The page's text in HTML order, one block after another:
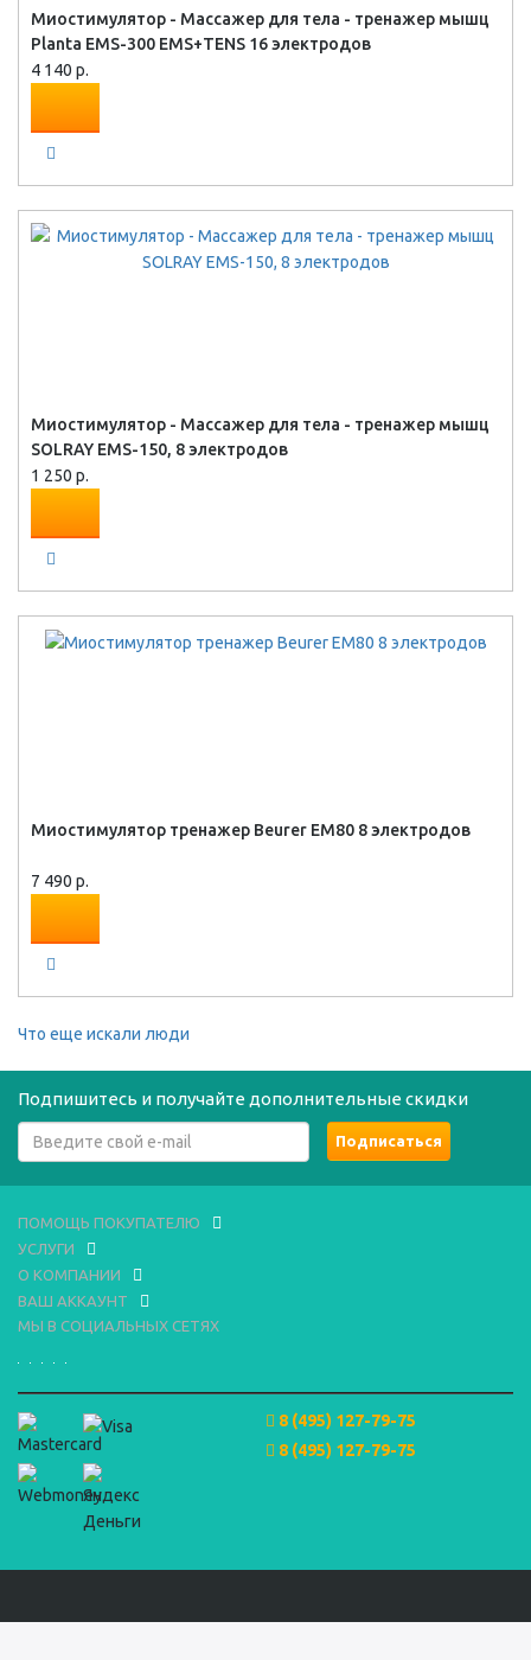
Миостимулятор - Массажер для тела - тренажер мышц
Planta EMS-300 EMS+TENS 16 электродов
4 140 р.
Миостимулятор - Массажер для тела - тренажер мышц
SOLRAY EMS-150, 8 электродов
1 250 р.
Миостимулятор тренажер Beurer EM80 8 электродов
7 490 р.
Что еще искали люди
Подпишитесь и получайте дополнительные скидки
ПОМОЩЬ ПОКУПАТЕЛЮ
УСЛУГИ
О КОМПАНИИ
ВАШ АККАУНТ
МЫ В СОЦИАЛЬНЫХ СЕТЯХ
8 (495) 127-79-75
8 (495) 127-79-75